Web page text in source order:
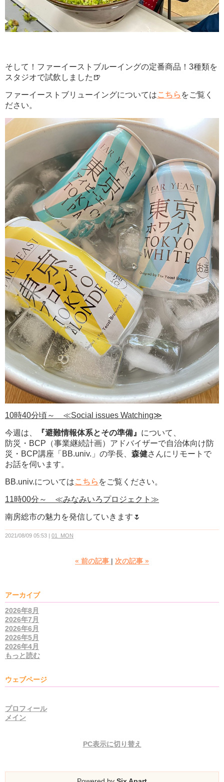
そして！ファーイーストブルーイングの定番商品！3種類を
スタジオで試飲しました🍺
ファーイーストブリューイングについてはこちら をご覧く
ださい。
10時40分頃～ ≪Social issues Watching≫
今週は、 『避難情報体系とその準備』 について、
防災・BCP（事業継続計画）アドバイザーで自治体向け防
災・BCP講座「BB.univ.」の学長、 森健さんにリモートで
お話を伺います。
BB.univ.についてはこちら をご覧ください。
11時00分～ ≪みなみいろプロジェクト≫
南房総市の魅力を発信していきます🌷
2021/08/09 05:53 01_MON
« 前の記事 次の記事 »
アーカイブ
2026年8月
2026年7月
2026年6月
2026年5月
2026年4月
もっと読む
ウェブページ
プロフィール
メイン
PC表示に切り替え